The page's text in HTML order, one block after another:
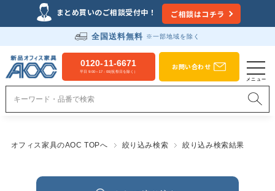
まとめ買いのご相談受付中！ ご相談はコチラ
全国送料無料 ※一部地域を除く
0120-11-6671
平日 9:00～17：00(祝祭日を除く）
お問い合わせ
オフィス家具のAOC TOPへ 絞り込み検索 絞り込み検索結果